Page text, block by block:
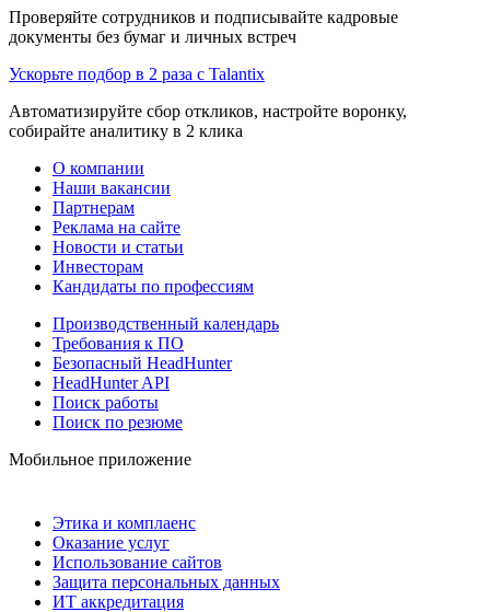
Проверяйте сотрудников и подписывайте кадровые
документы без бумаг и личных встреч
Ускорьте подбор в 2 раза с Talantix
Автоматизируйте сбор откликов, настройте воронку,
собирайте аналитику в 2 клика
О компании
Наши вакансии
Партнерам
Реклама на сайте
Новости и статьи
Инвесторам
Кандидаты по профессиям
Производственный календарь
Требования к ПО
Безопасный HeadHunter
HeadHunter API
Поиск работы
Поиск по резюме
Мобильное приложение
Этика и комплаенс
Оказание услуг
Использование сайтов
Защита персональных данных
ИТ аккредитация